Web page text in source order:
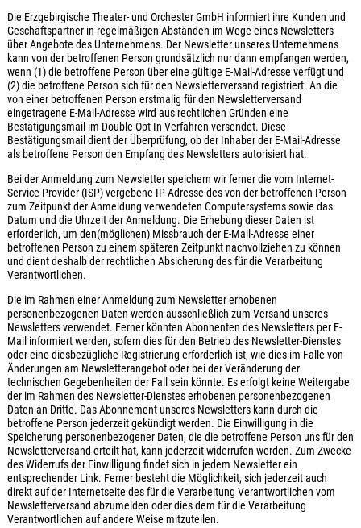
Die Erzgebirgische Theater- und Orchester GmbH informiert ihre Kunden und
Geschäftspartner in regelmäßigen Abständen im Wege eines Newsletters
über Angebote des Unternehmens. Der Newsletter unseres Unternehmens
kann von der betroffenen Person grundsätzlich nur dann empfangen werden,
wenn (1) die betroffene Person über eine gültige E-Mail-Adresse verfügt und
(2) die betroffene Person sich für den Newsletterversand registriert. An die
von einer betroffenen Person erstmalig für den Newsletterversand
eingetragene E-Mail-Adresse wird aus rechtlichen Gründen eine
Bestätigungsmail im Double-Opt-In-Verfahren versendet. Diese
Bestätigungsmail dient der Überprüfung, ob der Inhaber der E-Mail-Adresse
als betroffene Person den Empfang des Newsletters autorisiert hat.
Bei der Anmeldung zum Newsletter speichern wir ferner die vom Internet-
Service-Provider (ISP) vergebene IP-Adresse des von der betroffenen Person
zum Zeitpunkt der Anmeldung verwendeten Computersystems sowie das
Datum und die Uhrzeit der Anmeldung. Die Erhebung dieser Daten ist
erforderlich, um den(möglichen) Missbrauch der E-Mail-Adresse einer
betroffenen Person zu einem späteren Zeitpunkt nachvollziehen zu können
und dient deshalb der rechtlichen Absicherung des für die Verarbeitung
Verantwortlichen.
Die im Rahmen einer Anmeldung zum Newsletter erhobenen
personenbezogenen Daten werden ausschließlich zum Versand unseres
Newsletters verwendet. Ferner könnten Abonnenten des Newsletters per E-
Mail informiert werden, sofern dies für den Betrieb des Newsletter-Dienstes
oder eine diesbezügliche Registrierung erforderlich ist, wie dies im Falle von
Änderungen am Newsletterangebot oder bei der Veränderung der
technischen Gegebenheiten der Fall sein könnte. Es erfolgt keine Weitergabe
der im Rahmen des Newsletter-Dienstes erhobenen personenbezogenen
Daten an Dritte. Das Abonnement unseres Newsletters kann durch die
betroffene Person jederzeit gekündigt werden. Die Einwilligung in die
Speicherung personenbezogener Daten, die die betroffene Person uns für den
Newsletterversand erteilt hat, kann jederzeit widerrufen werden. Zum Zwecke
des Widerrufs der Einwilligung findet sich in jedem Newsletter ein
entsprechender Link. Ferner besteht die Möglichkeit, sich jederzeit auch
direkt auf der Internetseite des für die Verarbeitung Verantwortlichen vom
Newsletterversand abzumelden oder dies dem für die Verarbeitung
Verantwortlichen auf andere Weise mitzuteilen.